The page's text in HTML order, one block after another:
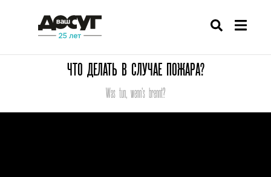
ЧТО ДЕЛАТЬ В СЛУЧАЕ ПОЖАРА?
Was tun, wenn's brennt?